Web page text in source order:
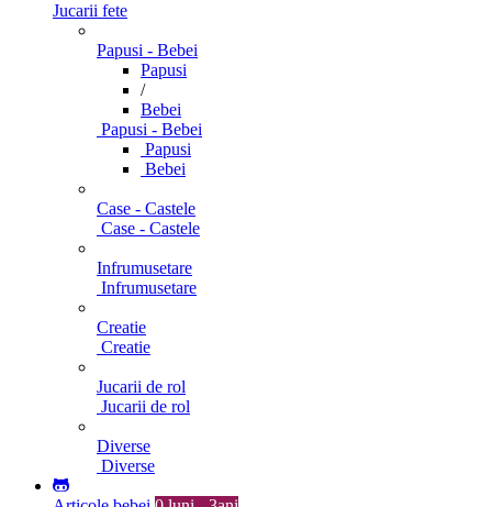
Jucarii fete
Papusi - Bebei
Papusi
/
Bebei
Papusi - Bebei
Papusi
Bebei
Case - Castele
Case - Castele
Infrumusetare
Infrumusetare
Creatie
Creatie
Jucarii de rol
Jucarii de rol
Diverse
Diverse